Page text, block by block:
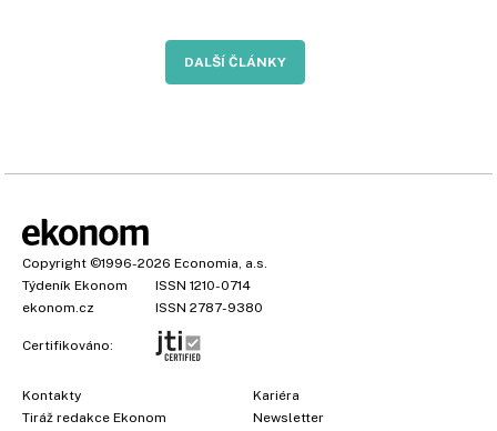
DALŠÍ ČLÁNKY
Copyright ©1996-2026 Economia, a.s.
Týdeník Ekonom
ISSN 1210-0714
ekonom.cz
ISSN 2787-9380
Certifikováno:
Kontakty
Tiráž redakce Ekonom
Kariéra
Newsletter